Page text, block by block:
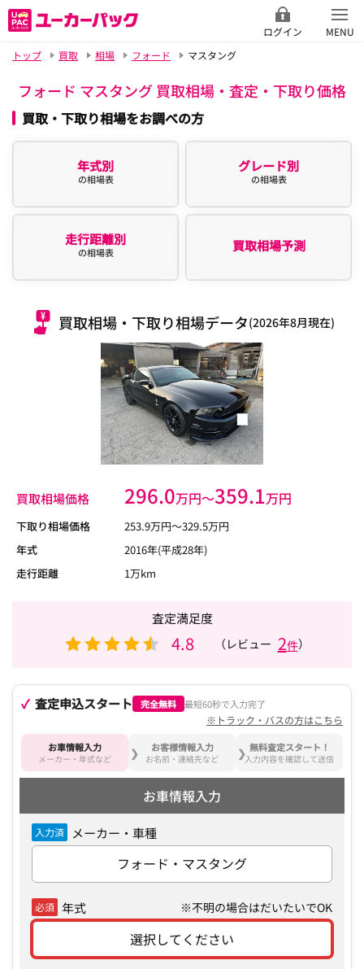
ログイン
MENU
トップ
買取 相場 フォード マスタング
フォード マスタング 買取相場・査定・下取り価格
買取・下取り相場をお調べの方
年式別
の相場表
グレード別
の相場表
走行距離別
の相場表 買取相場予測
買取相場・下取り相場データ(2026年8月現在)
買取相場価格 296.0万円〜359.1万円
下取り相場価格 253.9万円〜329.5万円
年式
2016年(平成28年)
走行距離
1万km
査定満足度
4.8 （レビュー 2件）
査定申込スタート 完全無料 最短60秒で入力完了
※トラック・バスの方はこちら
お車情報入力
メーカー・年式など
お客様情報入力
お名前・連絡先など
無料査定スタート！
入力内容を確認して送信
お車情報入力
入力済 メーカー・車種
フォード・マスタング
必須 年式 ※不明の場合はだいたいでOK
選択してください